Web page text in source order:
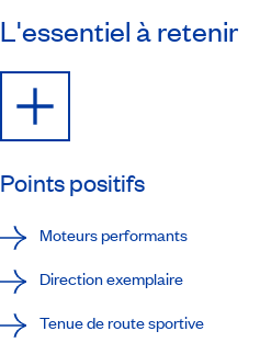
L'essentiel à retenir
Points positifs
Moteurs performants
Direction exemplaire
Tenue de route sportive